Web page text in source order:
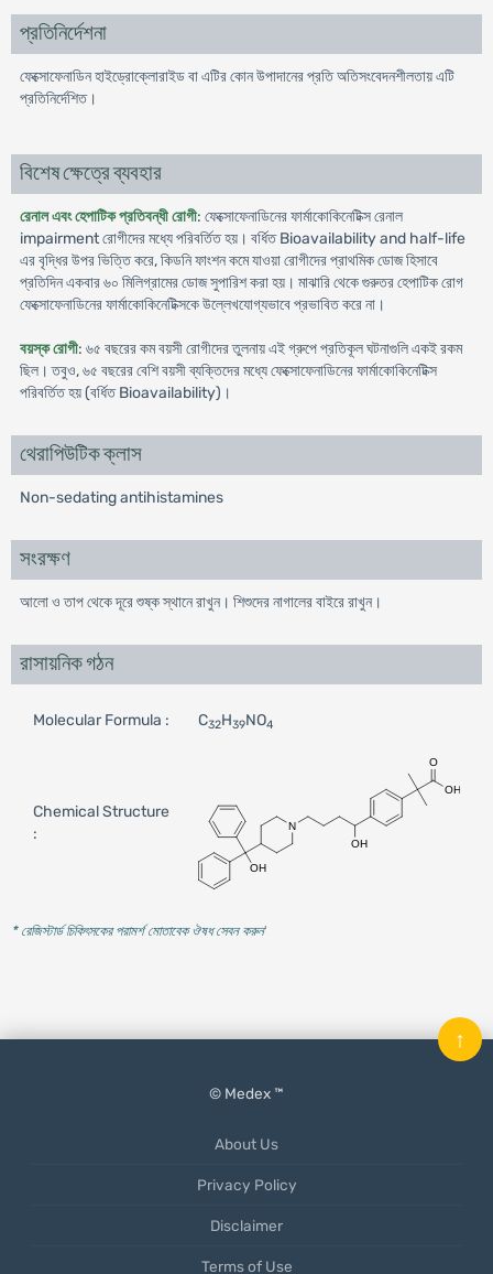
প্রতিনির্দেশনা
ফেক্সোফেনাডিন হাইড্রোক্লোরাইড বা এটির কোন উপাদানের প্রতি অতিসংবেদনশীলতায় এটি
প্রতিনির্দেশিত।
বিশেষ ক্ষেত্রে ব্যবহার
রেনাল এবং হেপাটিক প্রতিবন্ধী রোগী: ফেক্সোফেনাডিনের ফার্মাকোকিনেটিক্স রেনাল
impairment রোগীদের মধ্যে পরিবর্তিত হয়। বর্ধিত Bioavailability and half-life
এর বৃদ্ধির উপর ভিত্তি করে, কিডনি ফাংশন কমে যাওয়া রোগীদের প্রাথমিক ডোজ হিসাবে
প্রতিদিন একবার ৬০ মিলিগ্রামের ডোজ সুপারিশ করা হয়। মাঝারি থেকে গুরুতর হেপাটিক রোগ
ফেক্সোফেনাডিনের ফার্মাকোকিনেটিক্সকে উল্লেখযোগ্যভাবে প্রভাবিত করে না।
বয়স্ক রোগী: ৬৫ বছরের কম বয়সী রোগীদের তুলনায় এই গ্রুপে প্রতিকূল ঘটনাগুলি একই রকম
ছিল। তবুও, ৬৫ বছরের বেশি বয়সী ব্যক্তিদের মধ্যে ফেক্সোফেনাডিনের ফার্মাকোকিনেটিক্স
পরিবর্তিত হয় (বর্ধিত Bioavailability)।
থেরাপিউটিক ক্লাস
Non-sedating antihistamines
সংরক্ষণ
আলো ও তাপ থেকে দূরে শুষ্ক স্থানে রাখুন। শিশুদের নাগালের বাইরে রাখুন।
রাসায়নিক গঠন
Molecular Formula : C32H39NO4
Chemical Structure
:
* রেজিস্টার্ড চিকিৎসকের পরামর্শ মোতাবেক ঔষধ সেবন করুন'
© Medex ™
About Us
Privacy Policy
Disclaimer
Terms of Use
↑